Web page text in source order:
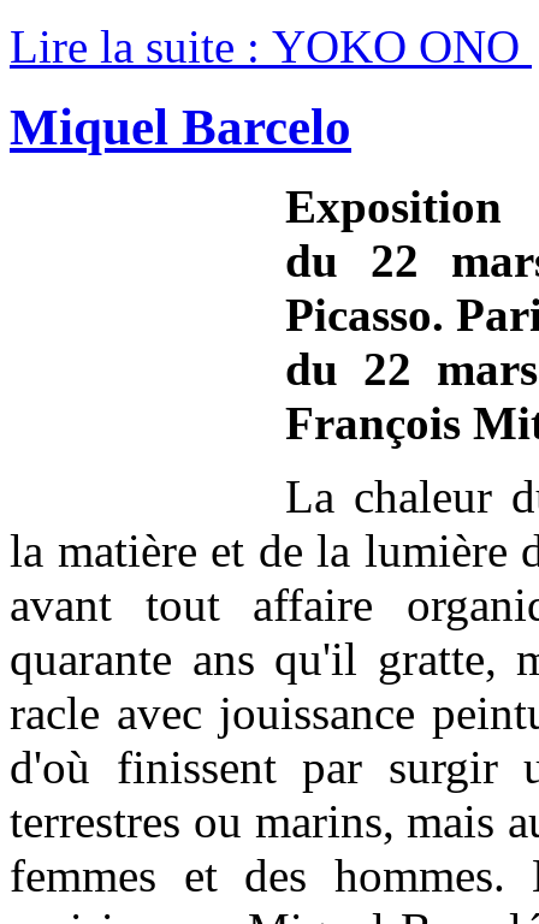
Lire la suite : YOKO ONO
Miquel Barcelo
Exposition
du 22
Picasso.
du 22
François
La chaleur
la matière et de la lumière
avant tout affaire
quarante ans qu'il gratte,
racle avec jouissance
d'où finissent par surgir
terrestres ou marins, mais
femmes et des hommes.